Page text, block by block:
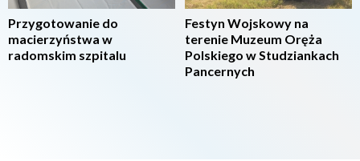
Przygotowanie do
macierzyństwa w
radomskim szpitalu
Festyn Wojskowy na
terenie Muzeum Oręża
Polskiego w Studziankach
Pancernych